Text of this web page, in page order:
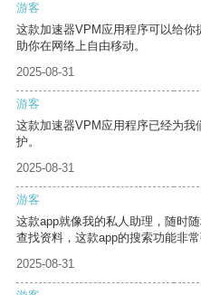
游客
这款加速器VPM应用程序可以给
助你在网络上自由移动。
2025-08-31
游客
这款加速器VPM应用程序已经为
护。
2025-08-31
游客
这款app就像我的私人助理，随时
查找资料，这款app的搜索功能非
2025-08-31